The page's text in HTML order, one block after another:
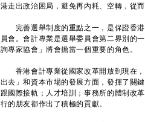
港走出政治困局，避免再內耗、空轉，從
完善選舉制度的重點之一，是保證香港
員會。會計專業是選舉委員會第二界別的
詢專家協會」將會擔當一個重要的角色。
香港會計專業從國家改革開放到現在，
出去」和資本市場的發展方面，發揮了關
跟國際接軌；人才培訓；事務所的體制改
行的朋友都作出了積極的貢獻。